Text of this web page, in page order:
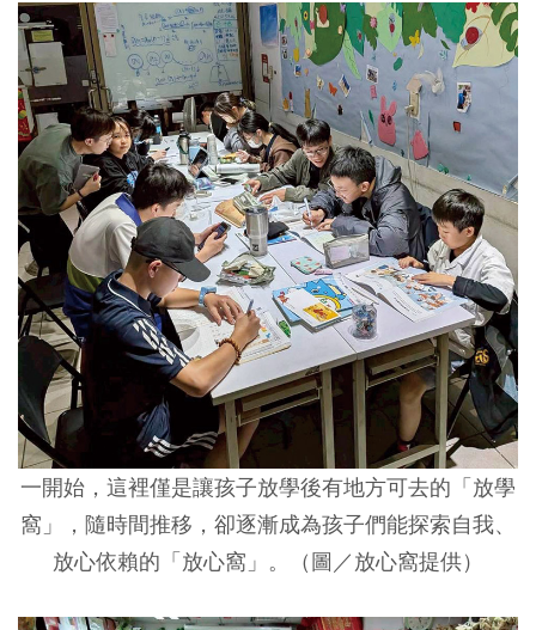
一開始，這裡僅是讓孩子放學後有地方可去的「放學
窩」，隨時間推移，卻逐漸成為孩子們能探索自我、
放心依賴的「放心窩」。（圖／放心窩提供）